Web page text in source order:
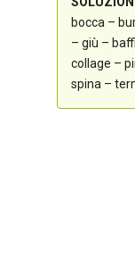
bocca –
– giù –
collage –
spina –